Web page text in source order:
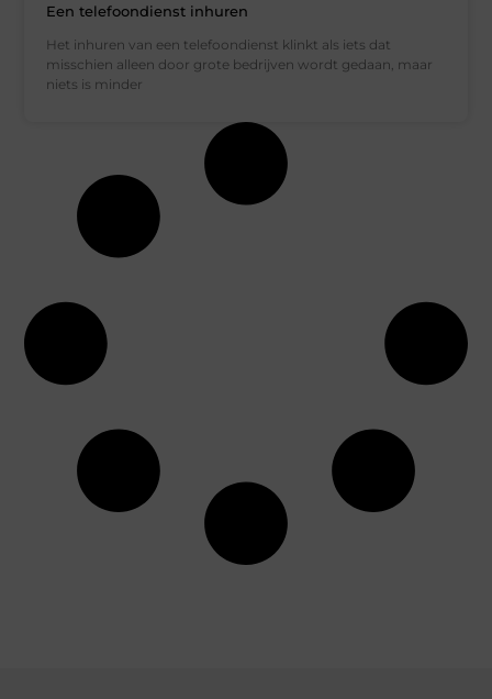
Een telefoondienst inhuren
Het inhuren van een telefoondienst klinkt als iets dat
misschien alleen door grote bedrijven wordt gedaan, maar
niets is minder